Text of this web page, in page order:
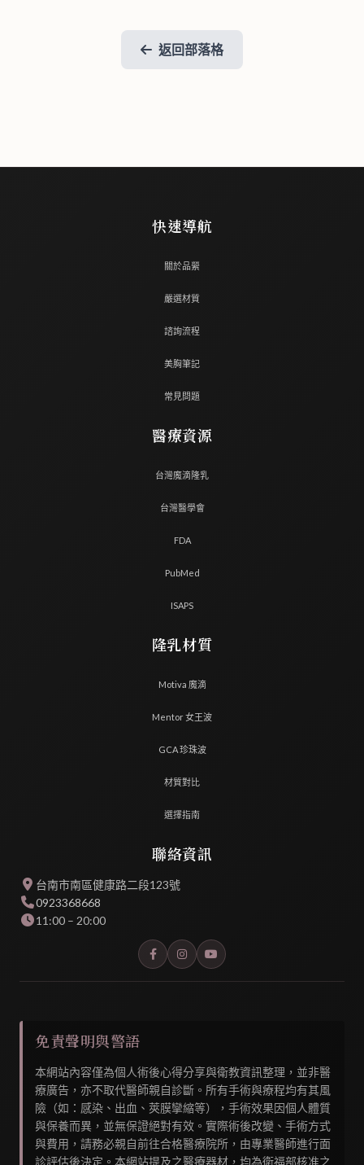
返回部落格
快速導航
關於品縈
嚴選材質
諮詢流程
美胸筆記
常見問題
醫療資源
台灣魔滴隆乳
台灣醫學會
FDA
PubMed
ISAPS
隆乳材質
Motiva 魔滴
Mentor 女王波
GCA 珍珠波
材質對比
選擇指南
聯絡資訊
台南市南區健康路二段123號
0923368668
11:00 – 20:00
免責聲明與警語
本網站內容僅為個人術後心得分享與衛教資訊整理，並非醫
療廣告，亦不取代醫師親自診斷。所有手術與療程均有其風
險（如：感染、出血、莢膜攣縮等），手術效果因個人體質
與保養而異，並無保證絕對有效。實際術後改變、手術方式
與費用，請務必親自前往合格醫療院所，由專業醫師進行面
診評估後決定。本網站提及之醫療器材，均為衛福部核准之